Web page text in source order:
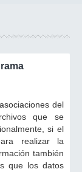
del
que se
si el
realizar la
también
que los datos